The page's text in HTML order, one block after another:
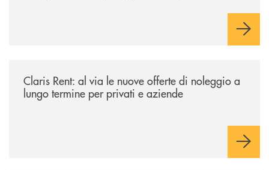
Claris Rent: al via le nuove offerte di noleggio a
lungo termine per privati e aziende